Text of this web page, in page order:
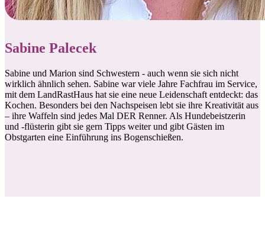
Sabine Palecek
Sabine und Marion sind Schwestern - auch wenn sie sich nicht
wirklich ähnlich sehen. Sabine war viele Jahre Fachfrau im Service,
mit dem LandRastHaus hat sie eine neue Leidenschaft entdeckt: das
Kochen. Besonders bei den Nachspeisen lebt sie ihre Kreativität aus
– ihre Waffeln sind jedes Mal DER Renner. Als Hundebeistzerin
und -flüsterin gibt sie gern Tipps weiter und gibt Gästen im
Obstgarten eine Einführung ins Bogenschießen.